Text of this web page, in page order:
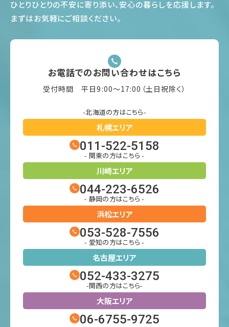
ひとりひとりの不安に寄り添い、安心の暮らしを応援します。
まずはお気軽にご相談ください。
お電話でのお問い合わせはこちら
受付時間 平日9:00〜17:00（土日祝除く）
-北海道の方はこちら-
札幌エリア
011-522-5158
- 関東の方はこちら -
川崎エリア
044-223-6526
- 静岡の方はこちら -
浜松エリア
053-528-7556
- 愛知の方はこちら -
名古屋エリア
052-433-3275
-関西の方はこちら-
大阪エリア
06-6755-9725